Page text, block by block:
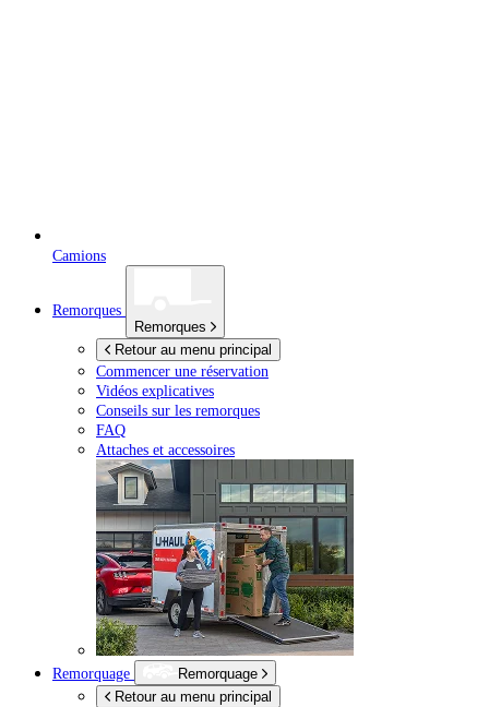
Camions
Remorques
Remorques
Retour au menu principal
Commencer une réservation
Vidéos explicatives
Conseils sur les remorques
FAQ
Attaches et accessoires
Remorquage
Remorquage
Retour au menu principal